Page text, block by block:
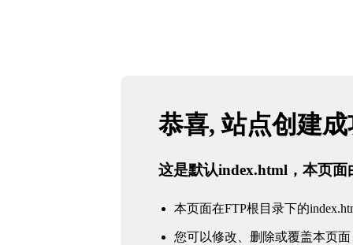
恭喜, 站点创建
这是默认index.html，本页面
本页面在FTP根目录下的
您可以修改、删除或覆盖本页面